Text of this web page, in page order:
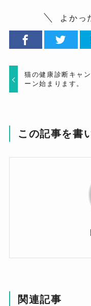
よかっ
猫の健康診断キャ
ーン始まります。
この記事を書
関連記事